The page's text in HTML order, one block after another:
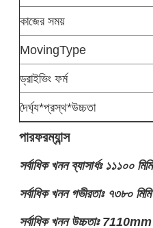
কাজের সময়
MovingType
ড্রাইভিং ফর্ম
দৈর্ঘ্য*প্রস্থ*উচ্চতা
পারফরম্যান্স
সর্বাধিক খনন ব্যাসার্ধঃ ১১১০০ মিমি
সর্বাধিক খনন গভীরতাঃ ৭৩৮০ মিমি
সর্বাধিক খনন উচ্চতাঃ 7110mm